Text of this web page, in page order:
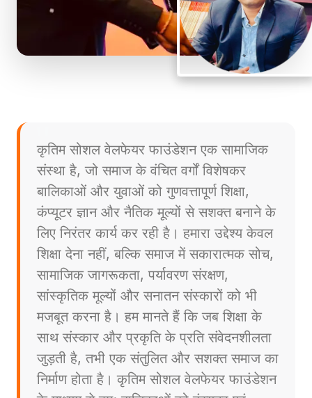
कृतिम सोशल वेलफेयर फाउंडेशन एक सामाजिक
संस्था है, जो समाज के वंचित वर्गों विशेषकर
बालिकाओं और युवाओं को गुणवत्तापूर्ण शिक्षा,
कंप्यूटर ज्ञान और नैतिक मूल्यों से सशक्त बनाने के
लिए निरंतर कार्य कर रही है। हमारा उद्देश्य केवल
शिक्षा देना नहीं, बल्कि समाज में सकारात्मक सोच,
सामाजिक जागरूकता, पर्यावरण संरक्षण,
सांस्कृतिक मूल्यों और सनातन संस्कारों को भी
मजबूत करना है। हम मानते हैं कि जब शिक्षा के
साथ संस्कार और प्रकृति के प्रति संवेदनशीलता
जुड़ती है, तभी एक संतुलित और सशक्त समाज का
निर्माण होता है। कृतिम सोशल वेलफेयर फाउंडेशन